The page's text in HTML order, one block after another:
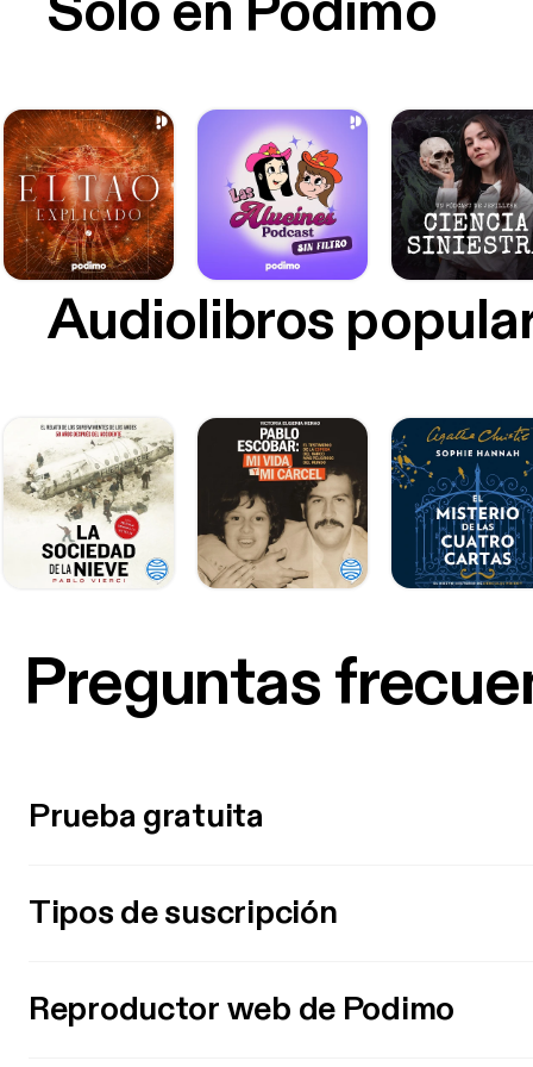
Audiolibros
Preguntas
Prueba gratuita
Tipos de suscripción
Reproductor web de Podimo